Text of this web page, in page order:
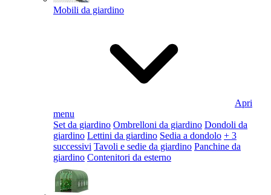
Mobili da giardino
Apri
menu
Set da giardino Ombrelloni da giardino Dondoli da
giardino Lettini da giardino Sedia a dondolo + 3
successivi Tavoli e sedie da giardino Panchine da
giardino Contenitori da esterno